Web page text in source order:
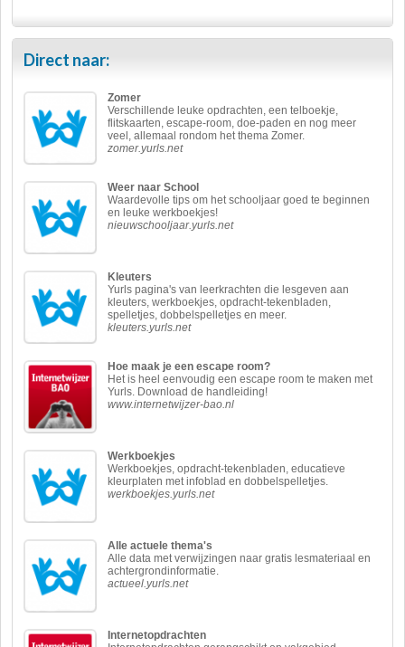
Direct naar:
Zomer
Verschillende leuke opdrachten, een telboekje,
flitskaarten, escape-room, doe-paden en nog meer
veel, allemaal rondom het thema Zomer.
zomer.yurls.net
Weer naar School
Waardevolle tips om het schooljaar goed te beginnen
en leuke werkboekjes!
nieuwschooljaar.yurls.net
Kleuters
Yurls pagina's van leerkrachten die lesgeven aan
kleuters, werkboekjes, opdracht-tekenbladen,
spelletjes, dobbelspelletjes en meer.
kleuters.yurls.net
Hoe maak je een escape room?
Het is heel eenvoudig een escape room te maken met
Yurls. Download de handleiding!
www.internetwijzer-bao.nl
Werkboekjes
Werkboekjes, opdracht-tekenbladen, educatieve
kleurplaten met infoblad en dobbelspelletjes.
werkboekjes.yurls.net
Alle actuele thema's
Alle data met verwijzingen naar gratis lesmateriaal en
achtergrondinformatie.
actueel.yurls.net
Internetopdrachten